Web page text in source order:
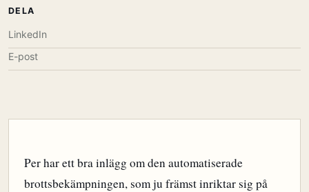
Per har ett bra inlägg om den automatiserade
brottsbekämpningen, som ju främst inriktar sig på
DELA
LinkedIn
E-post